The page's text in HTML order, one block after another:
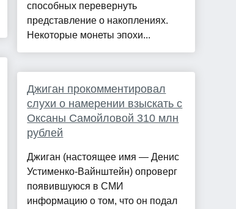
способных перевернуть
представление о накоплениях.
Некоторые монеты эпохи...
Джиган прокомментировал
слухи о намерении взыскать с
Оксаны Самойловой 310 млн
рублей
Джиган (настоящее имя — Денис
Устименко-Вайнштейн) опроверг
появившуюся в СМИ
информацию о том, что он подал